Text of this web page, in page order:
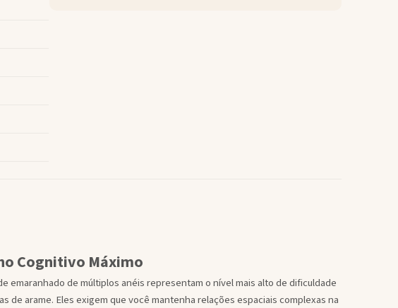
Cognitivo Máximo
emaranhado de múltiplos anéis representam o nível mais alto de dificuldade
de arame. Eles exigem que você mantenha relações espaciais complexas na